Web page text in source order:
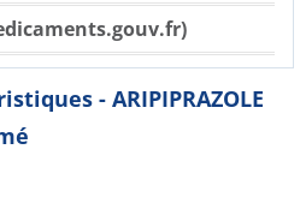
- ARIPIPRAZOLE